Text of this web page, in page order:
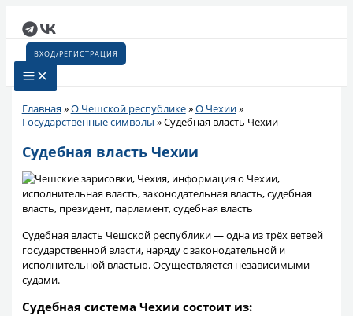
содержимому
ВХОД/РЕГИСТРАЦИЯ
Главная »О Чешской республике»О Чехии»
Государственные символы »Судебная власть Чехии
Судебная власть Чехии
Судебная власть Чешской республики — одна из трёх ветвей
государственной власти, наряду с законодательной и
исполнительной властью. Осуществляется независимыми
судами.
Судебная система Чехии состоит из: